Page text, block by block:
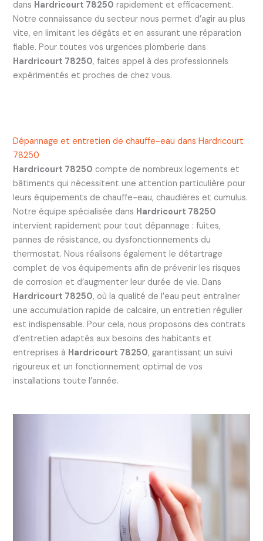
dans Hardricourt 78250 rapidement et efficacement.
Notre connaissance du secteur nous permet d’agir au plus
vite, en limitant les dégâts et en assurant une réparation
fiable. Pour toutes vos urgences plomberie dans
Hardricourt 78250, faites appel à des professionnels
expérimentés et proches de chez vous.
Dépannage et entretien de chauffe-eau dans Hardricourt
78250
Hardricourt 78250 compte de nombreux logements et
bâtiments qui nécessitent une attention particulière pour
leurs équipements de chauffe-eau, chaudières et cumulus.
Notre équipe spécialisée dans Hardricourt 78250
intervient rapidement pour tout dépannage : fuites,
pannes de résistance, ou dysfonctionnements du
thermostat. Nous réalisons également le détartrage
complet de vos équipements afin de prévenir les risques
de corrosion et d’augmenter leur durée de vie. Dans
Hardricourt 78250, où la qualité de l’eau peut entraîner
une accumulation rapide de calcaire, un entretien régulier
est indispensable. Pour cela, nous proposons des contrats
d’entretien adaptés aux besoins des habitants et
entreprises à Hardricourt 78250, garantissant un suivi
rigoureux et un fonctionnement optimal de vos
installations toute l’année.